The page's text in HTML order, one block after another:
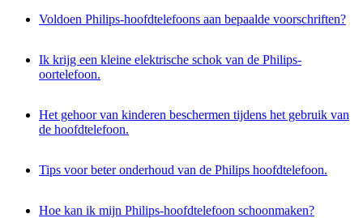
Voldoen Philips-hoofdtelefoons aan bepaalde voorschriften?
Ik krijg een kleine elektrische schok van de Philips-
oortelefoon.
Het gehoor van kinderen beschermen tijdens het gebruik van
de hoofdtelefoon.
Tips voor beter onderhoud van de Philips hoofdtelefoon.
Hoe kan ik mijn Philips-hoofdtelefoon schoonmaken?